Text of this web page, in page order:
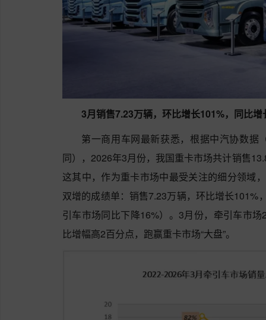
3月销售7.23万辆，环比增长101%，同比增
第一商用车网最新获悉，根据中汽协数据
同），2026年3月份，我国重卡市场共计销售
这其中，作为重卡市场中最受关注的细分领域
双增的成绩单：销售7.23万辆，环比增长101%
引车市场同比下降16%）。3月份，牵引车市
比增幅高2百分点，跑赢重卡市场“大盘”。